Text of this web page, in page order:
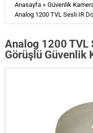
Anasayfa » Güvenlik
Analog 1200 TVL Sesli IR
Analog 1200 TVL
Görüşlü Güvenlik